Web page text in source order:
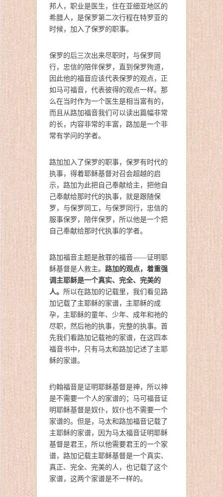
邦人，职业是医生，住在亚细亚地区的
希腊人，是保罗第二次行程在特罗亚的
时候，加入了保罗的职事。
保罗的后三次出来尽职时，与保罗同
行，忠信的陪伴保罗，直到保罗殉道，
因此他的福音应该代表保罗的观点，正
如马可福音，代表彼得的观点一样。那
么在当时作为一个医生是相当富有的，
而且从路加福音我们可以读出篇幅非常
的长，内容非常的丰富，路加是一个非
常有学问的学者。
路加加入了保罗的职事，保罗有时代的
执事，得着耶稣基督对召会超越的启
示，路加为此把自己奉献给主，把他自
己奉献给那时代的执事，就是跟随保
罗，与保罗同工，与保罗同行，忠信的
服事保罗，陪伴保罗，所以他是一个把
自己奉献给那时代执事的学者。
路加福音主题是赦罪的福音——证明耶
稣基督是人救主。 路加的观点，着重强
调主耶稣是一个真实、完全、完美的
人。 所以在路加的记载里，我们看见路
加记载了主耶稣的家谱，主耶稣的成
孕，主耶稣的童年、少年、成年和祂的
尽职，然后祂的执事，完整的执事。首
先我们看路加记载祂的家谱，在这四本
福音书中，只有马太和路加记述了主耶
稣的家谱。
约翰福音是证明耶稣基督是神，所以神
是不需要一个人的家谱的；马可福音证
明耶稣基督是奴仆，奴仆也不需要一个
家谱的。但是，马太和路加福音记载了
主耶稣的家谱，因为马太福音证明耶稣
基督是君王，所以他需要君王的一个家
谱，路加记载主耶稣基督是一个真实、
真正、完全、完美的人，也记载了这个
家谱，这两个家谱是不一样的。